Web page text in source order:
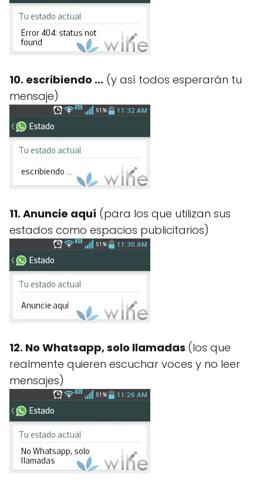
10. escribiendo ... (y así todos esperarán tu
mensaje)
11. Anuncie aquí (para los que utilizan sus
estados como espacios publicitarios)
12. No Whatsapp, solo llamadas (los que
realmente quieren escuchar voces y no leer
mensajes)